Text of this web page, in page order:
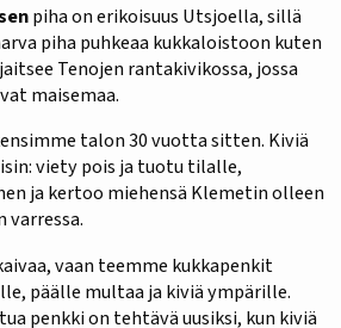
piha on erikoisuus Utsjoella, sillä
piha puhkeaa kukkaloistoon kuten
Tenojen rantakivikossa, jossa
maisemaa.
talon 30 vuotta sitten. Kiviä
viety pois ja tuotu tilalle,
ja kertoo miehensä Klemetin olleen
varressa.
vaan teemme kukkapenkit
päälle multaa ja kiviä ympärille.
penkki on tehtävä uusiksi, kun kiviä